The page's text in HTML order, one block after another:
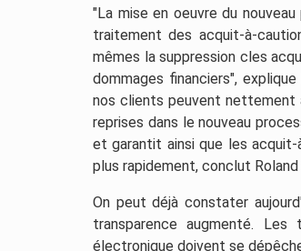
"La mise en oeuvre du
traitement des acquit-à-
mêmes la suppression cles
dommages financiers",
nos clients peuvent nettement
reprises dans le nouveau
et garantit ainsi que les
plus rapidement, conclut
On peut déjà constater
transparence augmenté.
électronique doivent se